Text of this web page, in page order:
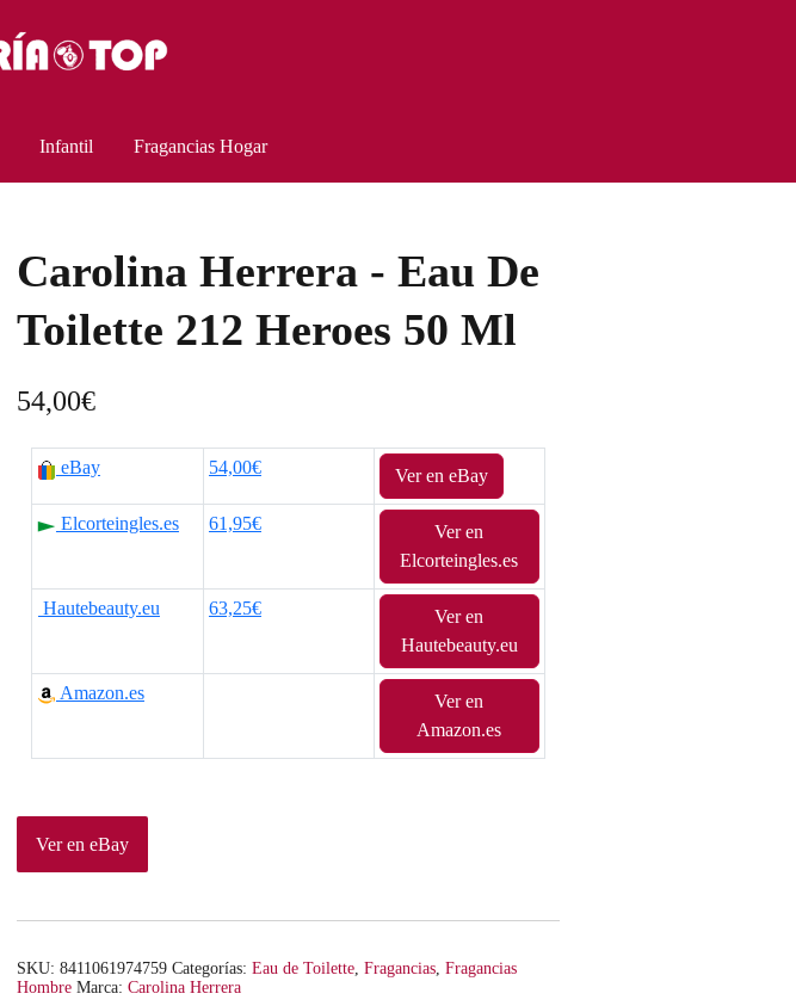
Infantil Fragancias Hogar
Carolina Herrera - Eau De
Toilette 212 Heroes 50 Ml
54,00€
eBay 54,00€ Ver en eBay
Elcorteingles.es 61,95€
Ver en
Elcorteingles.es
Hautebeauty.eu 63,25€
Ver en
Hautebeauty.eu
Amazon.es
Ver en
Amazon.es
Ver en eBay
SKU: 8411061974759 Categorías: Eau de Toilette, Fragancias, Fragancias
Hombre Marca: Carolina Herrera